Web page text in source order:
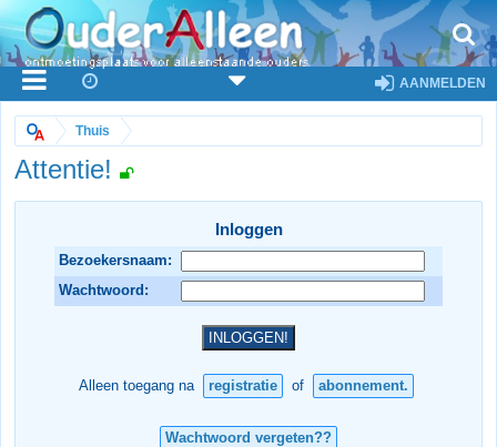
AANMELDEN
Thuis
Attentie!
Inloggen
Bezoekersnaam:
Wachtwoord:
Alleen toegang na registratie of abonnement.
Wachtwoord vergeten??